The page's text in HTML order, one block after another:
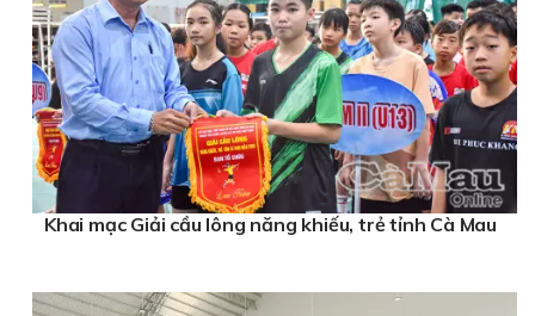
Khai mạc Giải cầu lông năng khiếu, trẻ tỉnh Cà Mau